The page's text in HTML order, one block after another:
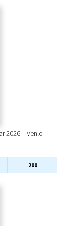
2026 – Venlo
200